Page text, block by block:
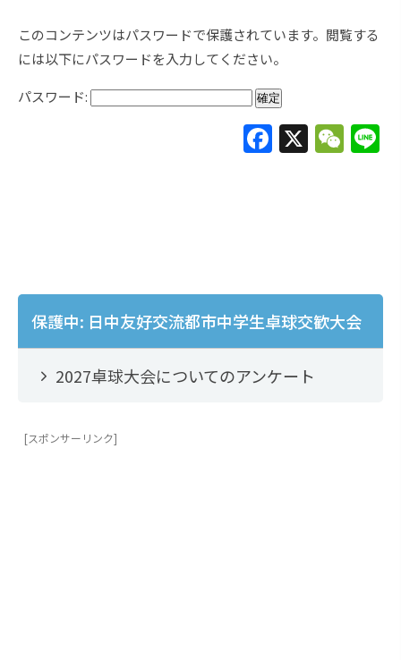
このコンテンツはパスワードで保護されています。閲覧する
には以下にパスワードを入力してください。
パスワード:
F
a
o
k
X W
e
保護中: 日中友好交流都市中学生卓球交歓大会
2027卓球大会についてのアンケート
[スポンサーリンク]